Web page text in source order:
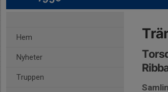
Hem
Nyheter
Truppen